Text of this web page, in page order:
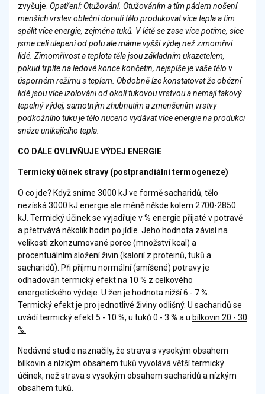
zvyšuje. Opatření: Otužování. Otužováním a tím pádem nošení
menších vrstev obleční donutí tělo produkovat více tepla a tím
spálit více energie, zejména tuků. V létě se zase více potíme, sice
jsme celí ulepení od potu ale máme vyšší výdej než zimomřiví
lidé. Zimomřivost a teplota těla jsou základním ukazetelem,
pokud trpíte na ledové konce končetin, nejspíše je vaše tělo v
úsporném režimu s teplem. Obdobně lze konstatovat že obézní
lidé jsou více izolováni od okolí tukovou vrstvou a nemají takový
tepelný výdej, samotným zhubnutím a zmenšením vrstvy
podkožního tuku je tělo nuceno vydávat více energie na produkci
snáze unikajícího tepla.
CO DÁLE OVLIVŇUJE VÝDEJ ENERGIE
Termický účinek stravy (postprandiální termogeneze)
O co jde? Když sníme 3000 kJ ve formě sacharidů, tělo
nezíská 3000 kJ energie ale méně někde kolem 2700-2850
kJ. Termický účinek se vyjadřuje v % energie přijaté v potravě
a přetrvává několik hodin po jídle. Jeho hodnota závisí na
velikosti zkonzumované porce (množství kcal) a
procentuálním složení živin (kalorií z proteinů, tuků a
sacharidů). Při příjmu normální (smíšené) potravy je
odhadován termický efekt na 10 % z celkového
energetického výdeje. U žen je hodnota nižší 6 - 7 %.
Termický efekt je pro jednotlivé živiny odlišný. U sacharidů se
uvádí termický efekt 5 - 10 %, u tuků 0 - 3 % a u bílkovin 20 - 30
%.
Nedávné studie naznačily, že strava s vysokým obsahem
bílkovin a nízkým obsahem tuků vyvolává větší termický
účinek, než strava s vysokým obsahem sacharidů a nízkým
obsahem tuků.